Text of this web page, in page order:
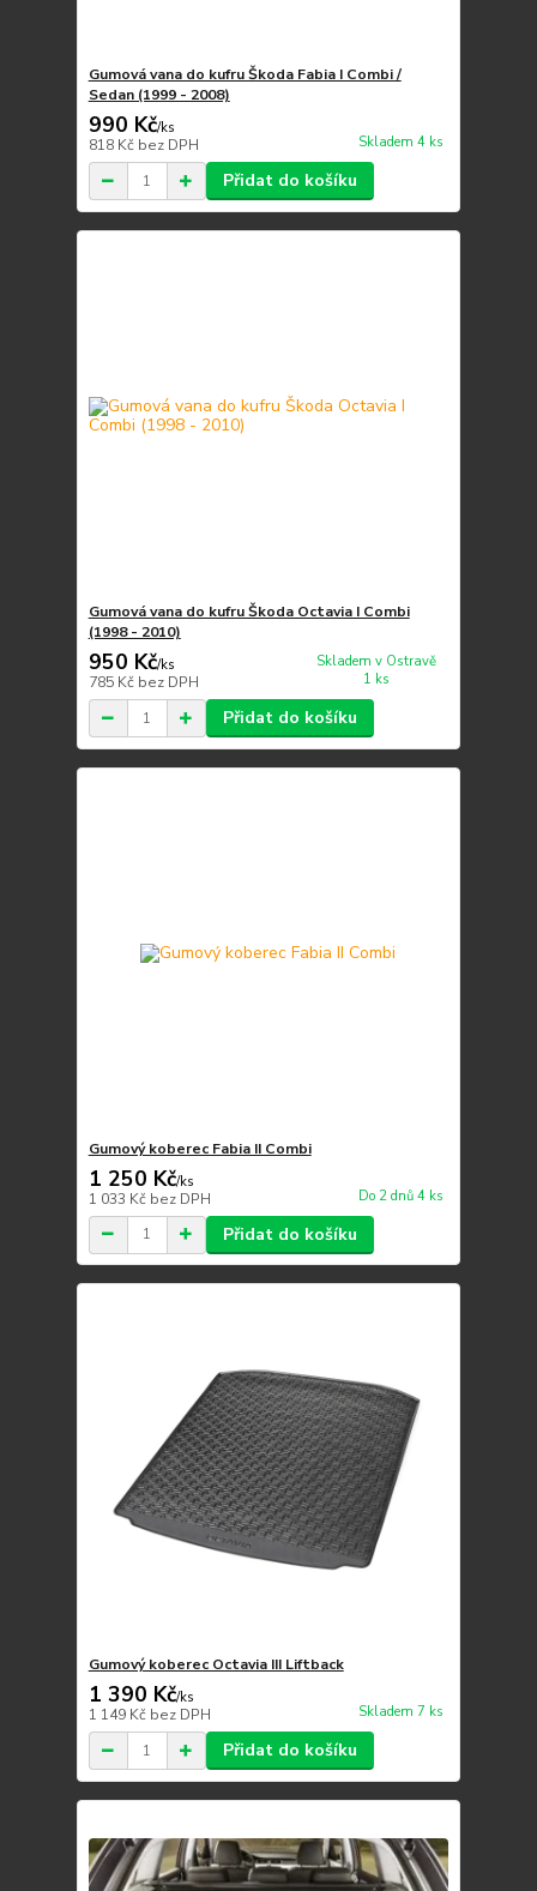
Gumová vana do kufru Škoda Fabia I Combi /
Sedan (1999 - 2008)
990 Kč/ks
818 Kč bez DPH Skladem 4 ks
Přidat do košíku
Gumová vana do kufru Škoda Octavia I Combi
(1998 - 2010)
950 Kč/ks
785 Kč bez DPH
Skladem v Ostravě
1 ks
Přidat do košíku
Gumový koberec Fabia II Combi
1 250 Kč/ks
1 033 Kč bez DPH Do 2 dnů 4 ks
Přidat do košíku
Gumový koberec Octavia III Liftback
1 390 Kč/ks
1 149 Kč bez DPH Skladem 7 ks
Přidat do košíku